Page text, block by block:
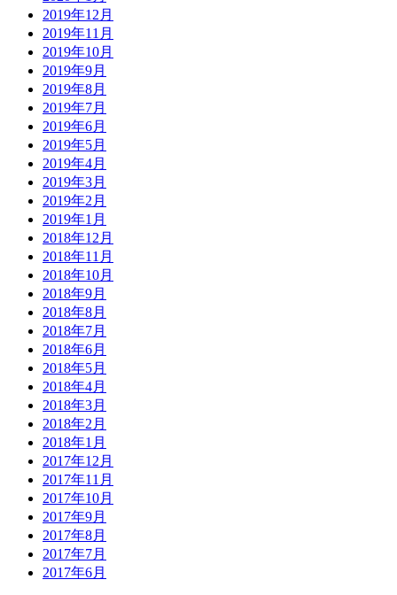
2019年12月
2019年11月
2019年10月
2019年9月
2019年8月
2019年7月
2019年6月
2019年5月
2019年4月
2019年3月
2019年2月
2019年1月
2018年12月
2018年11月
2018年10月
2018年9月
2018年8月
2018年7月
2018年6月
2018年5月
2018年4月
2018年3月
2018年2月
2018年1月
2017年12月
2017年11月
2017年10月
2017年9月
2017年8月
2017年7月
2017年6月